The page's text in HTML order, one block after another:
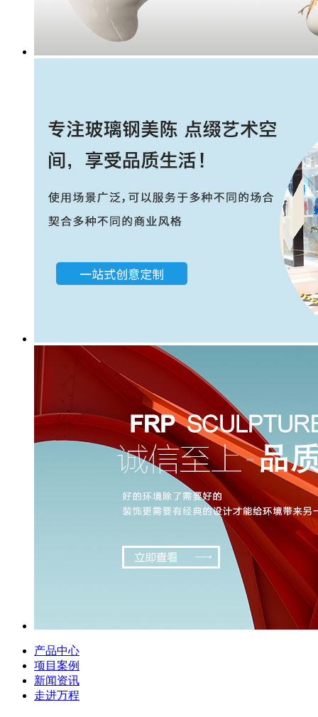
产品中心
项目案例
新闻资讯
走进万程